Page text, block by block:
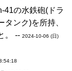
41の水鉄砲(ドラ
ンク)を所持、
。 -- 2024-10-06 (日)